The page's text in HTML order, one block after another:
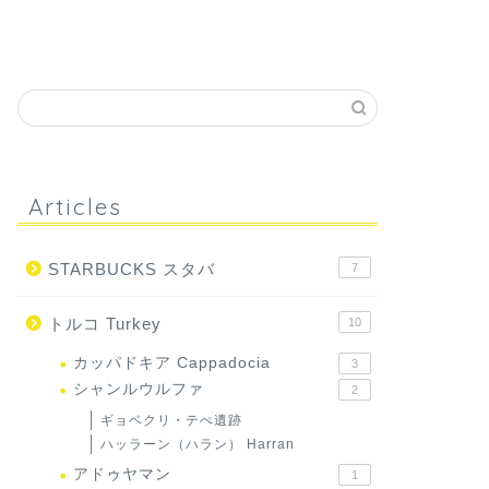
Articles
STARBUCKS スタバ 7
トルコ Turkey 10
カッパドキア Cappadocia 3
シャンルウルファ 2
ギョベクリ・テぺ遺跡
ハッラーン（ハラン） Harran
アドゥヤマン 1